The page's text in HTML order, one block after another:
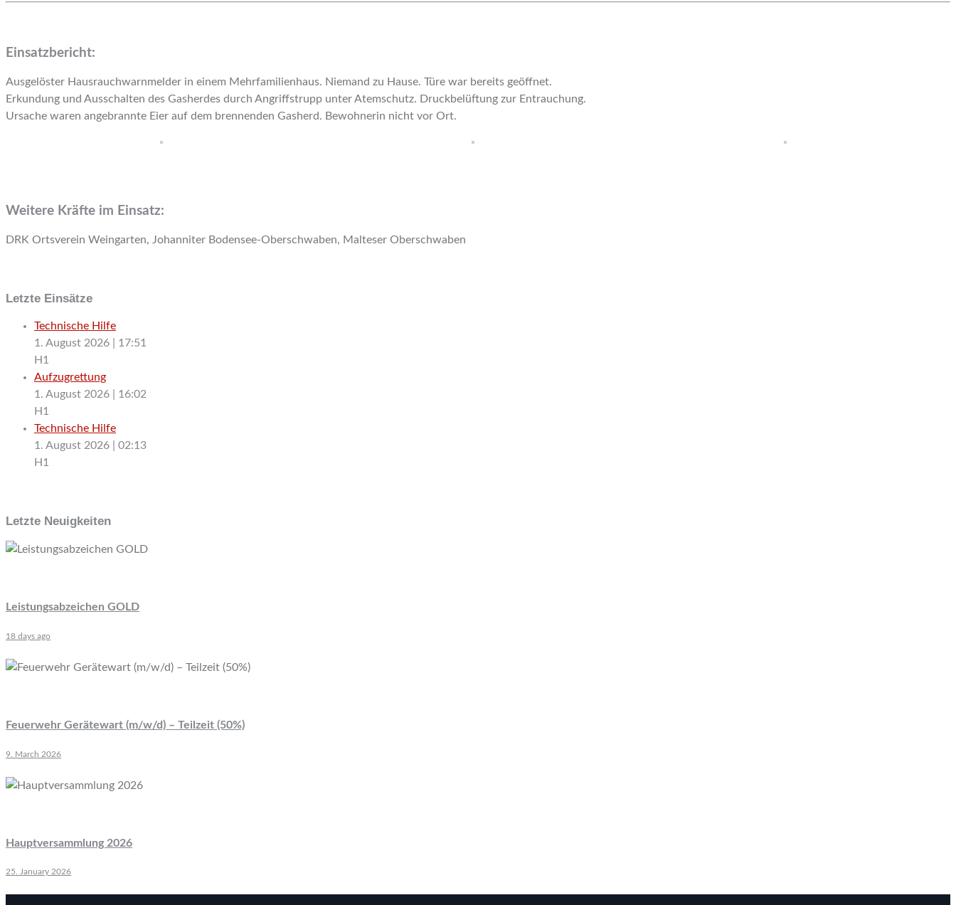
Einsatzbericht:
Ausgelöster Hausrauchwarnmelder in einem Mehrfamilienhaus. Niemand zu Hause. Türe war bereits geöffnet.
Erkundung und Ausschalten des Gasherdes durch Angriffstrupp unter Atemschutz. Druckbelüftung zur Entrauchung.
Ursache waren angebrannte Eier auf dem brennenden Gasherd. Bewohnerin nicht vor Ort.
Weitere Kräfte im Einsatz:
DRK Ortsverein Weingarten, Johanniter Bodensee-Oberschwaben, Malteser Oberschwaben
Letzte Einsätze
Technische Hilfe
1. August 2026
17:51
H1
Aufzugrettung
1. August 2026
16:02
H1
Technische Hilfe
1. August 2026
02:13
H1
Letzte Neuigkeiten
Leistungsabzeichen GOLD
18 days ago
Feuerwehr Gerätewart (m/w/d) – Teilzeit (50%)
9. March 2026
Hauptversammlung 2026
25. January 2026